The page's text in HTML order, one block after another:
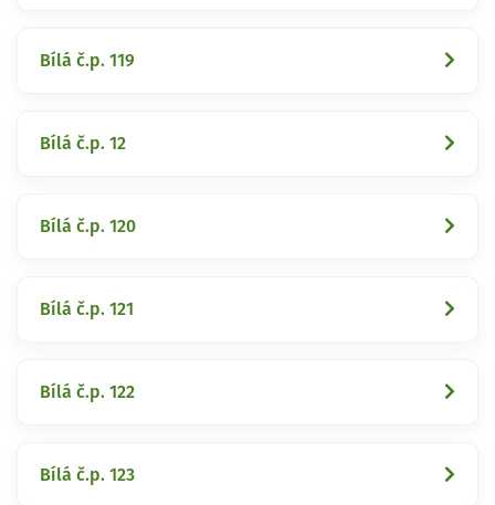
Bílá č.p. 119
Bílá č.p. 12
Bílá č.p. 120
Bílá č.p. 121
Bílá č.p. 122
Bílá č.p. 123